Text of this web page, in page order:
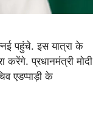
पहुंचे. इस यात्रा के
करेंगे. प्रधानमंत्री मोदी
एडप्पाड़ी के